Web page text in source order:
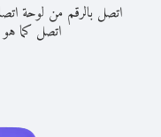
اتصل بالرقم من لوحة
اتصل كما